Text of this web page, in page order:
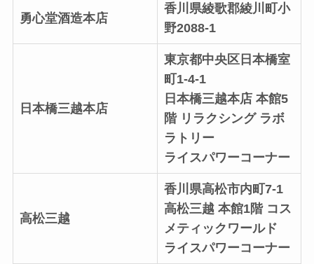
勇心堂酒造本店
香川県綾歌郡綾川町小
野2088-1
日本橋三越本店
東京都中央区日本橋室
町1-4-1
日本橋三越本店 本館5
階 リラクシング ラボ
ラトリー
ライスパワーコーナー
高松三越
香川県高松市内町7-1
高松三越 本館1階 コス
メティックワールド
ライスパワーコーナー